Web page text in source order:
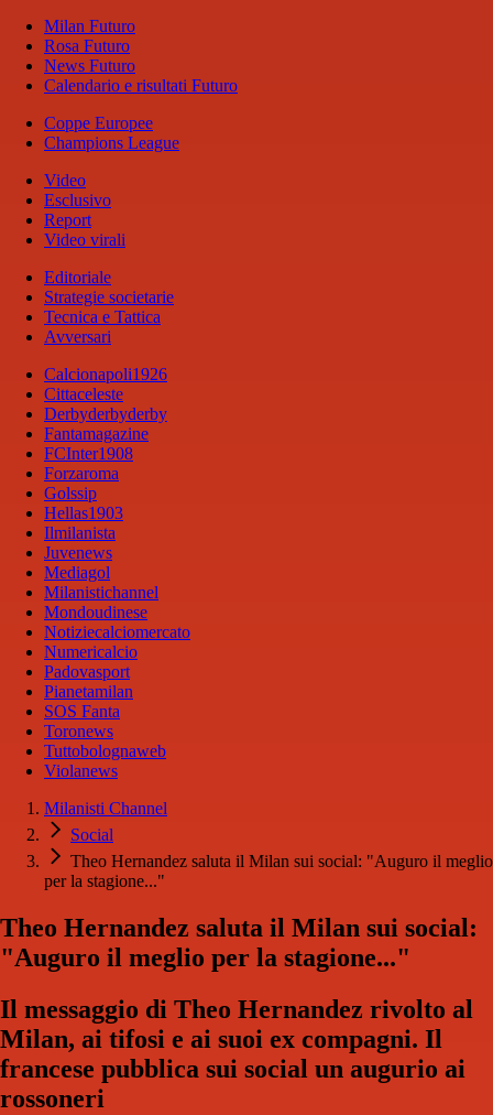
Milan Futuro
Rosa Futuro
News Futuro
Calendario e risultati Futuro
Coppe Europee
Champions League
Video
Esclusivo
Report
Video virali
Editoriale
Strategie societarie
Tecnica e Tattica
Avversari
Calcionapoli1926
Cittaceleste
Derbyderbyderby
Fantamagazine
FCInter1908
Forzaroma
Golssip
Hellas1903
Ilmilanista
Juvenews
Mediagol
Milanistichannel
Mondoudinese
Notiziecalciomercato
Numericalcio
Padovasport
Pianetamilan
SOS Fanta
Toronews
Tuttobolognaweb
Violanews
Milanisti Channel
Social
Theo Hernandez saluta il Milan sui social: "Auguro il meglio
per la stagione..."
Theo Hernandez saluta il Milan sui social:
"Auguro il meglio per la stagione..."
Il messaggio di Theo Hernandez rivolto al
Milan, ai tifosi e ai suoi ex compagni. Il
francese pubblica sui social un augurio ai
rossoneri